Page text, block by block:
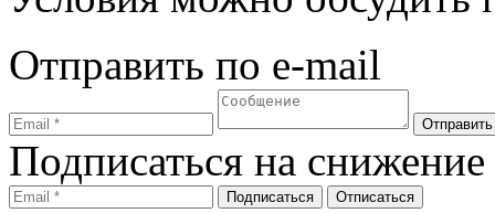
Отправить по e-mail
Подписаться на